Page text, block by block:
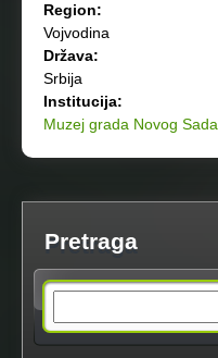
Region:
Vojvodina
Država:
Srbija
Institucija:
Muzej grada Novog Sada
Pretraga